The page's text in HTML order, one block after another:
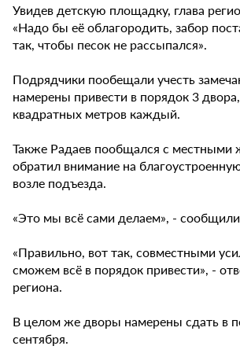
Увидев детскую площадку, глава
«Надо бы её облагородить, забор
так, чтобы песок не рассыпался».
Подрядчики пообещали учесть
намерены привести в порядок 3
квадратных метров каждый.
Также Радаев пообщался с местными
обратил внимание на
возле подъезда.
«Это мы всё сами делаем», -
«Правильно, вот так, совместными
сможем всё в порядок привести», -
региона.
В целом же дворы намерены сдать в
сентября.